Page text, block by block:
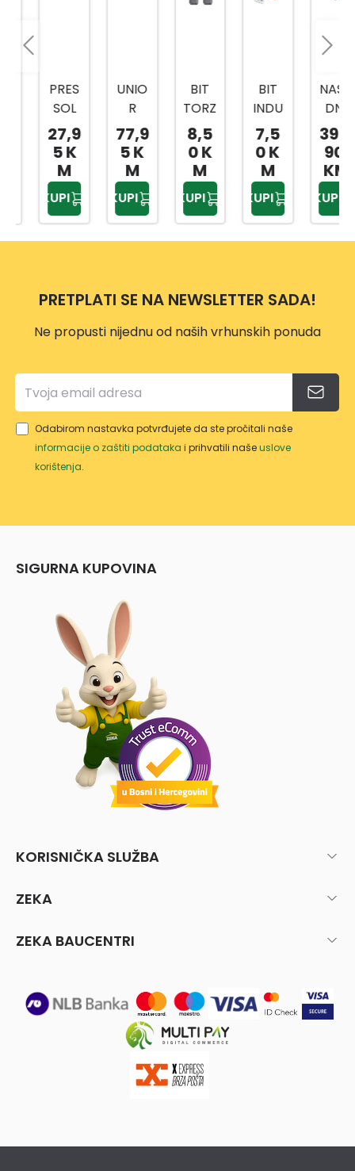
PRES
SOL
PREŠ
A ZA
80ML
ČELIK
SA
LNO
GLAV
27,9
5 K
UNIO
RUČI
CA/R
A 1/2
BI
1901A
BI
77,9
5 K
KUPI
TORZ
TOR
20X2
5MM
2/1
8,5
0 K
INDU
STRY
TOR
20X2
5MM
3/1
7,5
0 K
NASA
KLJU
ČEVI
1/4,3
/8,1/
216-
DJ.
399,
KM
KUPI
PRETPLATI SE NA NEWSLETTER SADA!
Ne propusti nijednu od naših vrhunskih ponuda
Odabirom nastavka potvrđujete da ste pročitali naše
informacije o zaštiti podataka i prihvatili našeuslove
korištenja.
SIGURNA KUPOVINA
KORISNIČKA SLUŽBA
ZEKA
ZEKA BAUCENTRI